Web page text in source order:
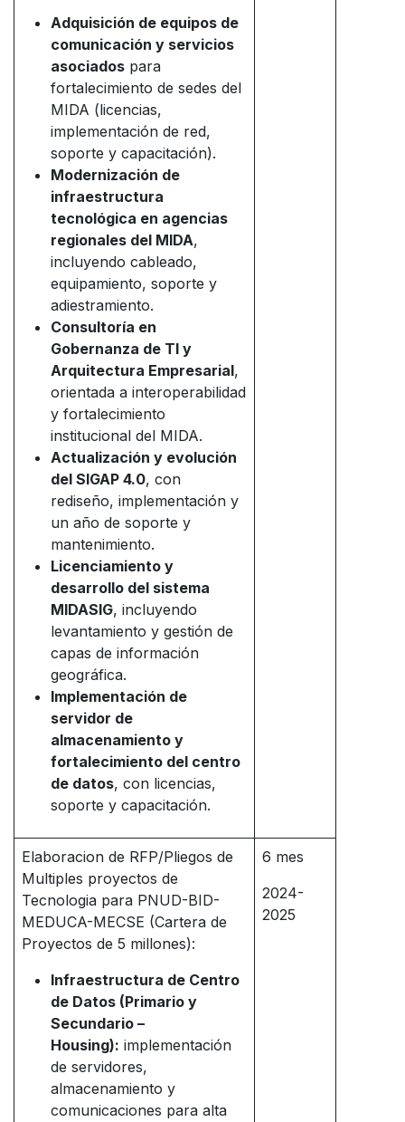
Adquisición de equipos de
comunicación y servicios
asociados para
fortalecimiento de sedes del
MIDA (licencias,
implementación de red,
soporte y capacitación).
Modernización de
infraestructura
tecnológica en agencias
regionales del MIDA,
incluyendo cableado,
equipamiento, soporte y
adiestramiento.
Consultoría en
Gobernanza de TI y
Arquitectura Empresarial,
orientada a interoperabilidad
y fortalecimiento
institucional del MIDA.
Actualización y evolución
del SIGAP 4.0, con
rediseño, implementación y
un año de soporte y
mantenimiento.
Licenciamiento y
desarrollo del sistema
MIDASIG, incluyendo
levantamiento y gestión de
capas de información
geográfica.
Implementación de
servidor de
almacenamiento y
fortalecimiento del centro
de datos, con licencias,
soporte y capacitación.
Elaboracion de RFP/Pliegos de
Multiples proyectos de
Tecnologia para PNUD-BID-
MEDUCA-MECSE (Cartera de
Proyectos de 5 millones):
Infraestructura de Centro
de Datos (Primario y
Secundario –
Housing): implementación
de servidores,
almacenamiento y
comunicaciones para alta
6 mes
2024-
2025